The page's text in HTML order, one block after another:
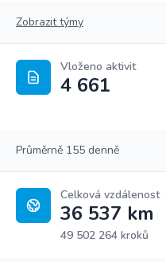
Zobrazit týmy
Vloženo aktivit
4 661
Průměrně 155 denně
Celková vzdálenost
36 537 km
49 502 264 kroků